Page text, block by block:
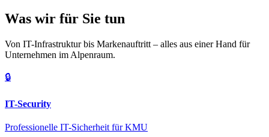
Was wir für Sie tun
Von IT-Infrastruktur bis Markenauftritt – alles aus einer Hand für
Unternehmen im Alpenraum.
🔒
IT-Security
Professionelle IT-Sicherheit für KMU